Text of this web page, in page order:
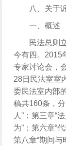
八、关于
一、概述
民法总则
今有四。2015
专家讨论会，
28日民法室室
委民法室内部
稿共160条，
人”；第三章“
为”；第六章“
第八章“期间与